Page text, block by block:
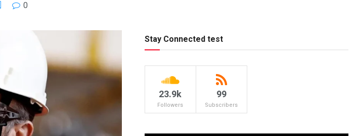
0
Stay Connected test
23.9k
Followers
99
Subscribers